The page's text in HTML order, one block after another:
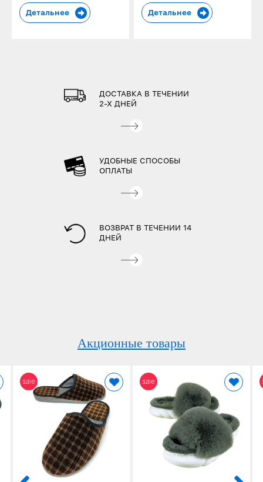
Детальнее Детальнее
ДОСТАВКА В ТЕЧЕНИИ
2-Х ДНЕЙ
УДОБНЫЕ СПОСОБЫ
ОПЛАТЫ
ВОЗВРАТ В ТЕЧЕНИИ 14
ДНЕЙ
Акционные товары
sale sale